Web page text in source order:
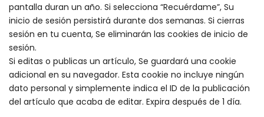
pantalla duran un año. Si selecciona “Recuérdame”, Su
inicio de sesión persistirá durante dos semanas. Si cierras
sesión en tu cuenta, Se eliminarán las cookies de inicio de
sesión.
Si editas o publicas un artículo, Se guardará una cookie
adicional en su navegador. Esta cookie no incluye ningún
dato personal y simplemente indica el ID de la publicación
del artículo que acaba de editar. Expira después de 1 día.